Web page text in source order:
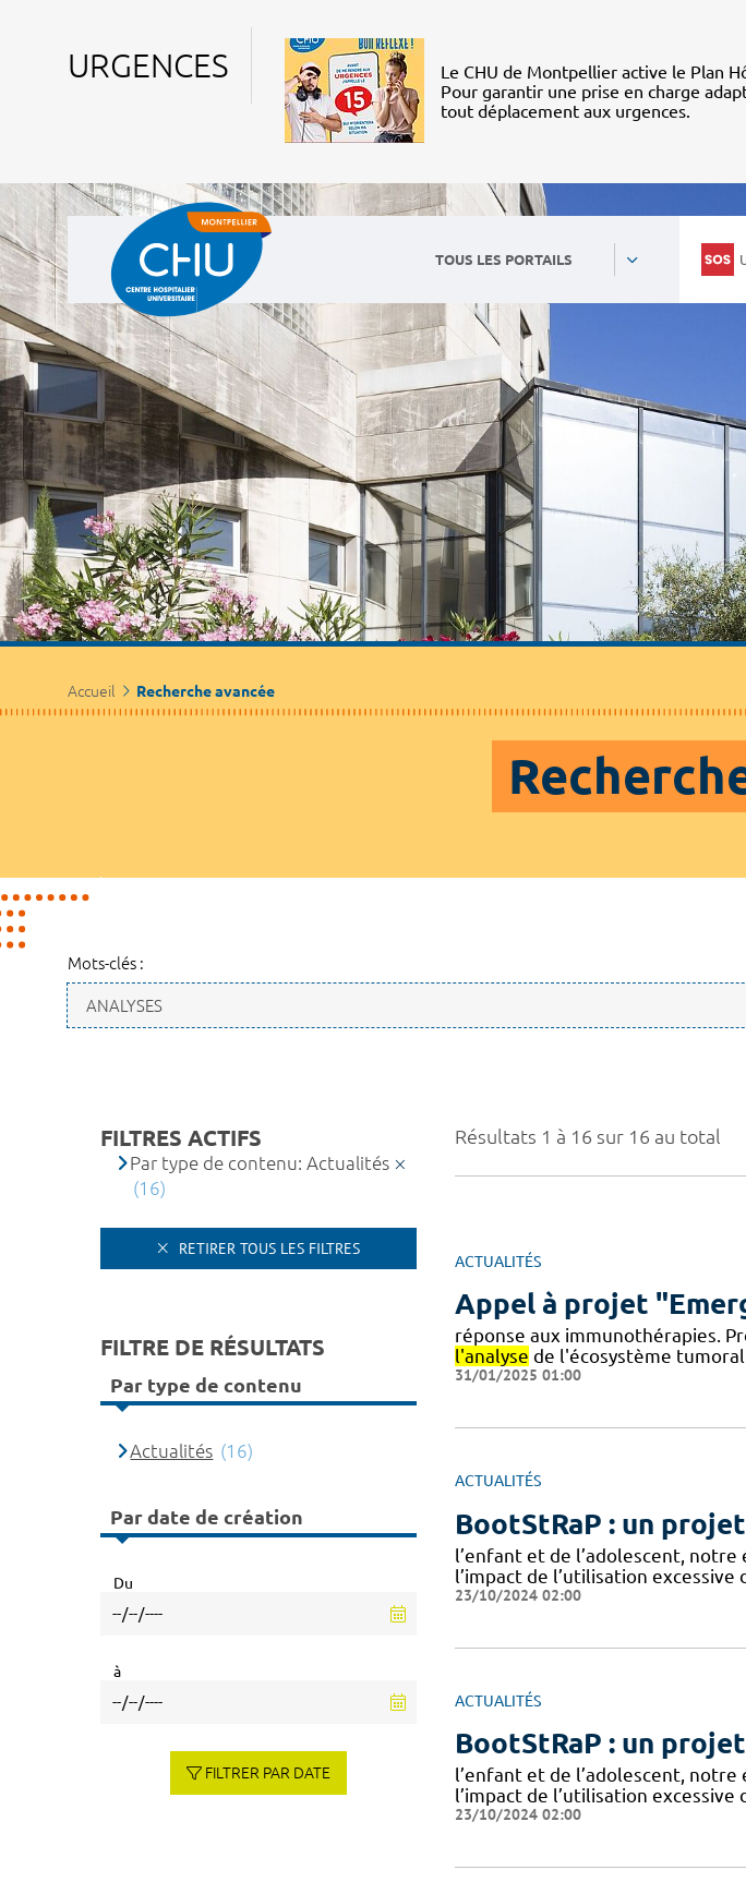
URGENCES
Le CHU de Montpellier active le Plan
Pour garantir une prise en charge
tout déplacement aux urgences.
TOUS LES PORTAILS
Accueil Recherche avancée
Mots-clés :
Résultats 1 à 16 sur 16 au total
ACTUALITÉS
Appel à projet
réponse aux immunothérapies.
l'analyse de l'écosystème
31/01/2025 01:00
ACTUALITÉS
BootStRaP : un
l’enfant et de l’adolescent,
l’impact de l’utilisation
23/10/2024 02:00
ACTUALITÉS
BootStRaP : un
l’enfant et de l’adolescent,
l’impact de l’utilisation
23/10/2024 02:00
FILTRES ACTIFS
Par type de contenu: Actualités
(16)
RETIRER TOUS LES FILTRES
FILTRE DE RÉSULTATS
Par type de contenu
Actualités (16)
Par date de création
Du
à
FILTRER PAR DATE